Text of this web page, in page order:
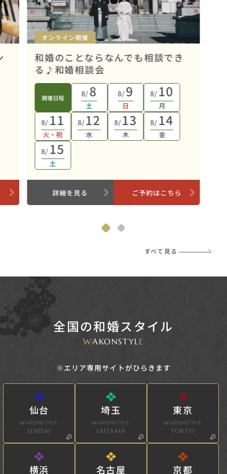
オンライン開催
和婚のことならなんでも相談でき
る♪和婚相談会
開催日程 8/8
土
8/9
日
8/ 10
月
8/ 11
火・祝
8/12
水
8/13
木
8/ 14
金
8/ 15
土
詳細を見る ご予約はこちら
すべて見る
全国の和婚スタイル
WAKONSTYLE
※エリア専用サイトがひらきます
仙台
WAKONSTYLE
SENDAI
埼玉
WAKONSTYLE
SAITAMA
東京
WAKONSTYLE
TOKYO
横浜 名古屋 京都